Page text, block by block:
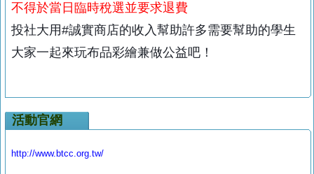
不得於當日臨時稅選並要求退費
投社大用#誠實商店的收入幫助許多需要幫助的學生
大家一起來玩布品彩繪兼做公益吧！
活動官網
http://www.btcc.org.tw/